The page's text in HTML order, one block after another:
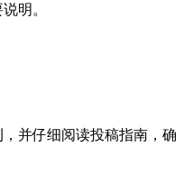
明。
并仔细阅读投稿指南，确